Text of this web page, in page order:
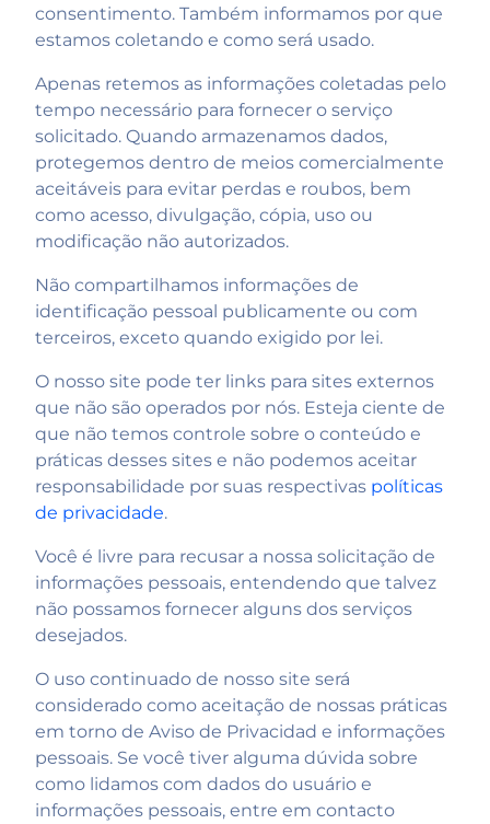
consentimento. Também informamos por que
estamos coletando e como será usado.
Apenas retemos as informações coletadas pelo
tempo necessário para fornecer o serviço
solicitado. Quando armazenamos dados,
protegemos dentro de meios comercialmente
aceitáveis ​​para evitar perdas e roubos, bem
como acesso, divulgação, cópia, uso ou
modificação não autorizados.
Não compartilhamos informações de
identificação pessoal publicamente ou com
terceiros, exceto quando exigido por lei.
O nosso site pode ter links para sites externos
que não são operados por nós. Esteja ciente de
que não temos controle sobre o conteúdo e
práticas desses sites e não podemos aceitar
responsabilidade por suas respectivas políticas
de privacidade.
Você é livre para recusar a nossa solicitação de
informações pessoais, entendendo que talvez
não possamos fornecer alguns dos serviços
desejados.
O uso continuado de nosso site será
considerado como aceitação de nossas práticas
em torno deAviso de Privacidad e informações
pessoais. Se você tiver alguma dúvida sobre
como lidamos com dados do usuário e
informações pessoais, entre em contacto